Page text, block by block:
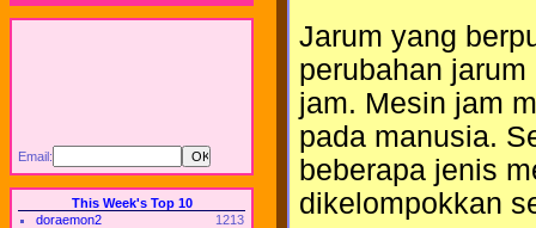
Email:
This Week's Top 10
doraemon2
1213
Jarum yang
perubahan
jam. Mesin jam
pada manusia.
beberapa jenis
dikelompokkan